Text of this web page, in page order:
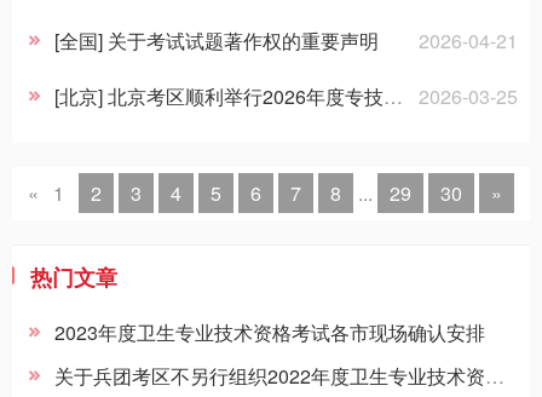
2026-04-21
[全国] 关于考试试题著作权的重要声明
2026-03-25
[北京] 北京考区顺利举行2026年度专技和护考人机对话考试系统管理员培训
« 1 2 3 4 5 6 7 8 ... 29 30 »
热门文章
2023年度卫生专业技术资格考试各市现场确认安排
关于兵团考区不另行组织2022年度卫生专业技术资格考试、护士执业资格考试和卫生人才评价考试的公告